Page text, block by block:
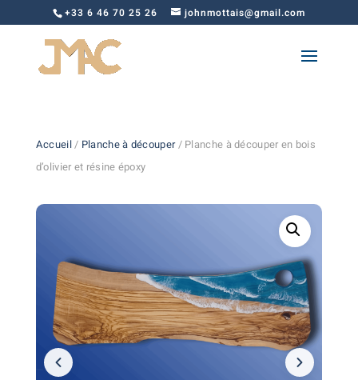
+33 6 46 70 25 26 johnmottais@gmail.com
Accueil/ Planche à découper/ Planche à découper en bois
d’olivier et résine époxy